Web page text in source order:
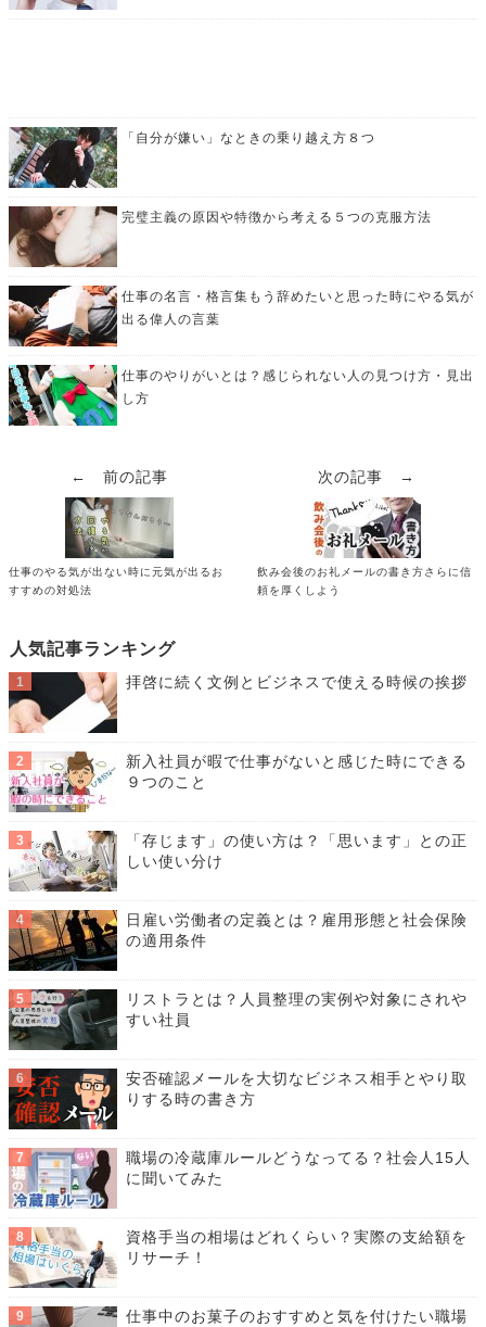
「自分が嫌い」なときの乗り越え方８つ
完璧主義の原因や特徴から考える５つの克服方法
仕事の名言・格言集もう辞めたいと思った時にやる気が
出る偉人の言葉
仕事のやりがいとは？感じられない人の見つけ方・見出
し方
← 前の記事
仕事のやる気が出ない時に元気が出るお
すすめの対処法
次の記事 →
飲み会後のお礼メールの書き方さらに信
頼を厚くしよう
人気記事ランキング
拝啓に続く文例とビジネスで使える時候の挨拶
新入社員が暇で仕事がないと感じた時にできる
９つのこと
「存じます」の使い方は？「思います」との正
しい使い分け
日雇い労働者の定義とは？雇用形態と社会保険
の適用条件
リストラとは？人員整理の実例や対象にされや
すい社員
安否確認メールを大切なビジネス相手とやり取
りする時の書き方
職場の冷蔵庫ルールどうなってる？社会人15人
に聞いてみた
資格手当の相場はどれくらい？実際の支給額を
リサーチ！
仕事中のお菓子のおすすめと気を付けたい職場